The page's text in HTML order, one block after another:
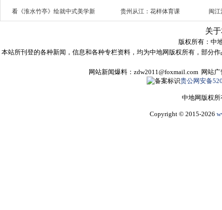
看《淮水竹亭》绘就中式美学新 贵州从江：花样体育课 闽江
关
版权所有： 中
本站所刊登的各种新闻，信息和各种专栏资料，均为中地网版权所有，部分
网站新闻爆料：zdw2011@foxmail.com 网站
贵公网安备
中地网版权
Copyright © 2015-2026